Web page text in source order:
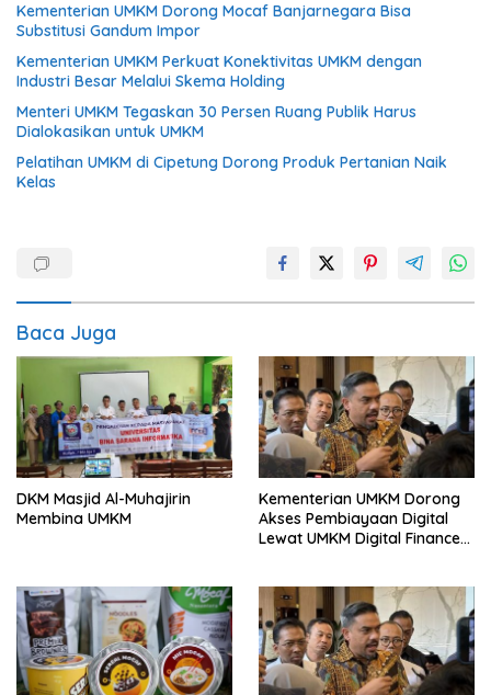
Kementerian UMKM Dorong Mocaf Banjarnegara Bisa
Substitusi Gandum Impor
Kementerian UMKM Perkuat Konektivitas UMKM dengan
Industri Besar Melalui Skema Holding
Menteri UMKM Tegaskan 30 Persen Ruang Publik Harus
Dialokasikan untuk UMKM
Pelatihan UMKM di Cipetung Dorong Produk Pertanian Naik
Kelas
Baca Juga
DKM Masjid Al-Muhajirin
Membina UMKM
Kementerian UMKM Dorong
Akses Pembiayaan Digital
Lewat UMKM Digital Finance